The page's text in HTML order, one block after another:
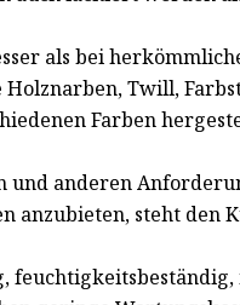
als bei
Twill,
Farben
und anderen
anzubieten, steht den